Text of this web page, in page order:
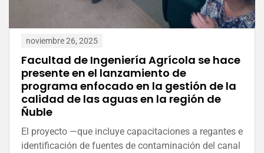
noviembre 26, 2025
Facultad de Ingeniería Agrícola se hace
presente en el lanzamiento de
programa enfocado en la gestión de la
calidad de las aguas en la región de
Ñuble
El proyecto —que incluye capacitaciones a regantes e
identificación de fuentes de contaminación del canal